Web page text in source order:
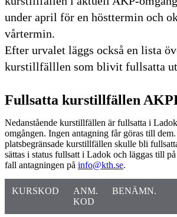
under april för en hösttermin och
vårtermin.
Efter urvalet läggs också en lista
kurstillfälllen som blivit fullsatta
Fullsatta kurstillfällen
Nedanstående kurstillfällen är fullsatta i
omgången. Ingen antagning får göras till
platsbegränsade kurstillfällen skulle bli
sättas i status fullsatt i Ladok och läggas till
fall antagningen på info@kth.se.
KURSKOD
ANM.
KOD
BENÄMN.